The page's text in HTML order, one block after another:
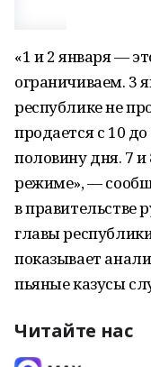
«1 и 2 января —
ограничиваем. 3
республике не
продается с 10
половину дня. 7 и
режиме», —
в правительстве
главы
показывает
пьяные казусы
Читайте нас